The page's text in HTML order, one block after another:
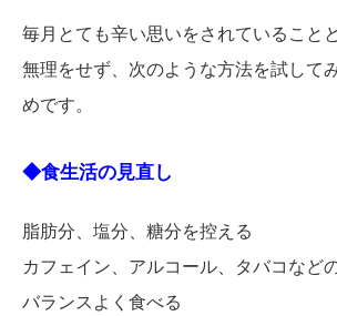
毎月とても辛い思いをされていること
無理をせず、次のような方法を試して
めです。
◆食生活の見直し
脂肪分、塩分、糖分を控える
カフェイン、アルコール、タバコなど
バランスよく食べる